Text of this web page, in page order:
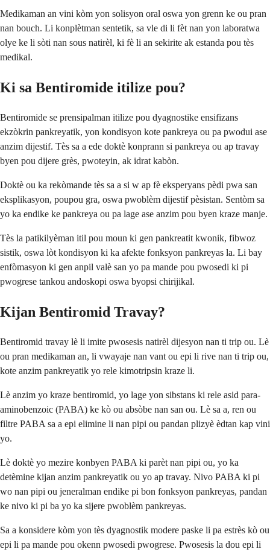
Medikaman an vini kòm yon solisyon oral oswa yon grenn ke ou pran
nan bouch. Li konplètman sentetik, sa vle di li fèt nan yon laboratwa
olye ke li sòti nan sous natirèl, ki fè li an sekirite ak estanda pou tès
medikal.
Ki sa Bentiromide itilize pou?
Bentiromide se prensipalman itilize pou dyagnostike ensifizans
ekzòkrin pankreyatik, yon kondisyon kote pankreya ou pa pwodui ase
anzim dijestif. Tès sa a ede doktè konprann si pankreya ou ap travay
byen pou dijere grès, pwoteyin, ak idrat kabòn.
Doktè ou ka rekòmande tès sa a si w ap fè eksperyans pèdi pwa san
eksplikasyon, poupou gra, oswa pwoblèm dijestif pèsistan. Sentòm sa
yo ka endike ke pankreya ou pa lage ase anzim pou byen kraze manje.
Tès la patikilyèman itil pou moun ki gen pankreatit kwonik, fibwoz
sistik, oswa lòt kondisyon ki ka afekte fonksyon pankreyas la. Li bay
enfòmasyon ki gen anpil valè san yo pa mande pou pwosedi ki pi
pwogrese tankou andoskopi oswa byopsi chirijikal.
Kijan Bentiromid Travay?
Bentiromid travay lè li imite pwosesis natirèl dijesyon nan ti trip ou. Lè
ou pran medikaman an, li vwayaje nan vant ou epi li rive nan ti trip ou,
kote anzim pankreyatik yo rele kimotripsin kraze li.
Lè anzim yo kraze bentiromid, yo lage yon sibstans ki rele asid para-
aminobenzoic (PABA) ke kò ou absòbe nan san ou. Lè sa a, ren ou
filtre PABA sa a epi elimine li nan pipi ou pandan plizyè èdtan kap vini
yo.
Lè doktè yo mezire konbyen PABA ki parèt nan pipi ou, yo ka
detèmine kijan anzim pankreyatik ou yo ap travay. Nivo PABA ki pi
wo nan pipi ou jeneralman endike pi bon fonksyon pankreyas, pandan
ke nivo ki pi ba yo ka sijere pwoblèm pankreyas.
Sa a konsidere kòm yon tès dyagnostik modere paske li pa estrès kò ou
epi li pa mande pou okenn pwosedi pwogrese. Pwosesis la dou epi li